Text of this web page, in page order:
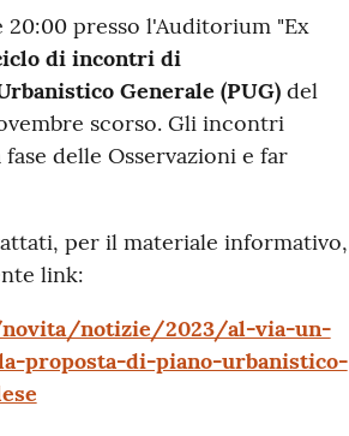
20:00 presso l'Auditorium "Ex
di incontri di
Generale (PUG)del
scorso. Gli incontri
delle Osservazioni e far
per il materiale informativo,
link:
notizie/2023/al-via-un-
proposta-di-piano-urbanistico-